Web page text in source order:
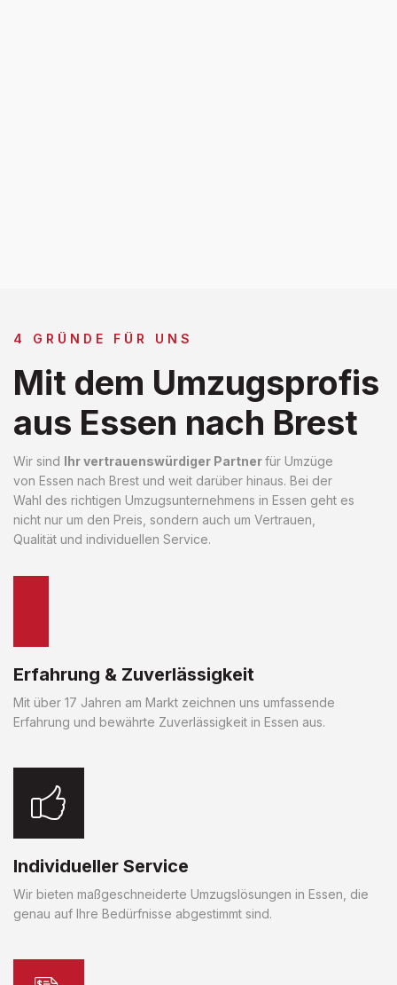
4 GRÜNDE FÜR UNS
Mit dem Umzugsprofis
aus Essen nach Brest
Wir sind Ihr vertrauenswürdiger Partnerfür Umzüge
von Essen nach Brest und weit darüber hinaus. Bei der
Wahl des richtigen Umzugsunternehmens in Essen geht es
nicht nur um den Preis, sondern auch um Vertrauen,
Qualität und individuellen Service.
Erfahrung & Zuverlässigkeit
Mit über 17 Jahren am Markt zeichnen uns umfassende
Erfahrung und bewährte Zuverlässigkeit in Essen aus.
Individueller Service
Wir bieten maßgeschneiderte Umzugslösungen in Essen, die
genau auf Ihre Bedürfnisse abgestimmt sind.